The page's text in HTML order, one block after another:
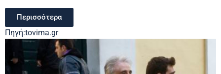
Περισσότερα
Πηγή:tovima.gr